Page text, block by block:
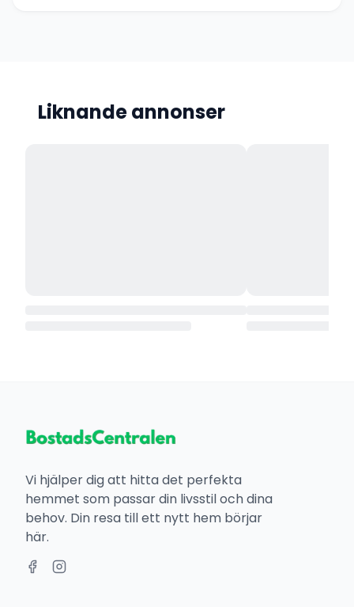
Liknande annonser
Vi hjälper dig att hitta det perfekta
hemmet som passar din livsstil och dina
behov. Din resa till ett nytt hem börjar
här.